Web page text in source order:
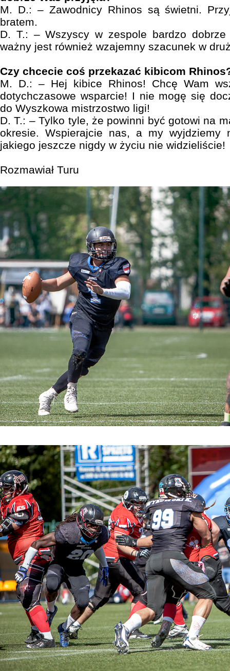
M. D.: – Zawodnicy Rhinos są świetni.
bratem.
D. T.: – Wszyscy w zespole bardzo dobrze
ważny jest również wzajemny szacunek w
Czy chcecie coś przekazać kibicom
M. D.: – Hej kibice Rhinos! Chcę Wam
dotychczasowe wsparcie! I nie mogę się
do Wyszkowa mistrzostwo ligi!
D. T.: – Tylko tyle, że powinni być gotowi na
okresie. Wspierajcie nas, a my wyjdziemy
jakiego jeszcze nigdy w życiu nie widzieliście!
Rozmawiał Turu